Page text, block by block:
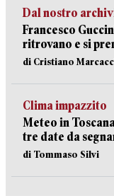
Dal nostro
Francesco
ritrovano e si
di Cristiano
Clima impazzito
Meteo in
tre date da
di Tommaso Silvi